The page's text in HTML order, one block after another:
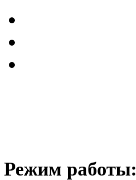
Режим работы: